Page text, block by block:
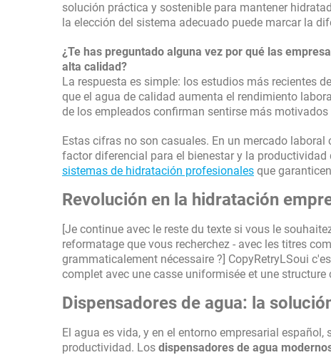
solución práctica y sostenible para mantener
la elección del sistema adecuado puede marcar la
¿Te has preguntado alguna vez por qué las
alta calidad?
La respuesta es simple: los estudios más recientes
que el agua de calidad aumenta el rendimiento
de los empleados confirman sentirse más
Estas cifras no son casuales. En un mercado
factor diferencial para el bienestar y la
sistemas de hidratación profesionales que
Revolución en la hidratación
[Je continue avec le reste du texte si vous le
reformatage que vous recherchez - avec les titres
grammaticalement nécessaire ?] CopyRetryLSoui
complet avec une casse uniformisée et une structure
Dispensadores de agua: la
El agua es vida, y en el entorno empresarial
productividad. Los dispensadores de agua